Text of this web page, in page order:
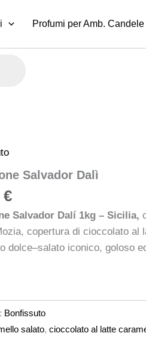
Profumi per Amb. Candele
Salvador Dalì
€
Salvador Dalí 1kg – Sicilia,
copertura di cioccolato al
dolce–salato iconico, goloso
Bonfissuto
salato,cioccolato al latte